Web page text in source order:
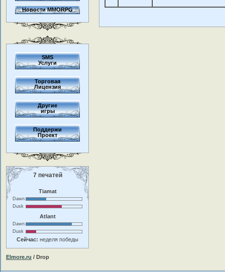
Новости MMORPG
SMS
Услуги
Торговая
Лицензия
Другие
игры
Поддержи
Проект
7 печатей
Tiamat
Dawn
Dusk
Atlant
Dawn
Dusk
Сейчас: неделя победы
Elmore.ru / Drop